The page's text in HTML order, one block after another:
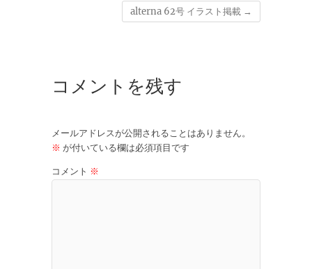
alterna 62号 イラスト掲載 →
コメントを残す
メールアドレスが公開されることはありません。
※ が付いている欄は必須項目です
コメント ※